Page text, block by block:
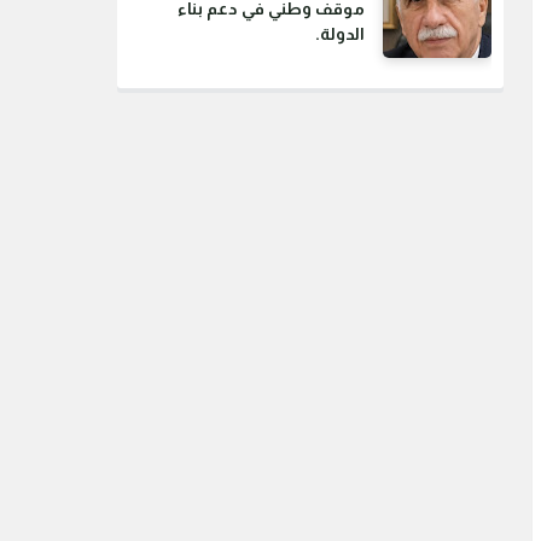
موقف وطني في دعم بناء
الدولة.